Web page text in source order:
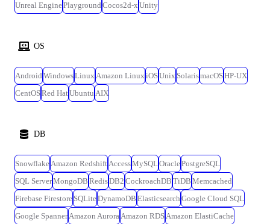
Unreal EnginePlayground Cocos2d-x Unity
OS
Android WindowsLinux Amazon Linux iOSUnix SolarismacOSHP-UX
CentOSRed HatUbuntu AIX
DB
SnowflakeAmazon RedshiftAccessMySQL OraclePostgreSQL
SQL ServerMongoDB RedisDB2 CockroachDB TiDB Memcached
Firebase Firestore SQLiteDynamoDB Elasticsearch Google Cloud SQL
Google SpannerAmazon AuroraAmazon RDSAmazon ElastiCache